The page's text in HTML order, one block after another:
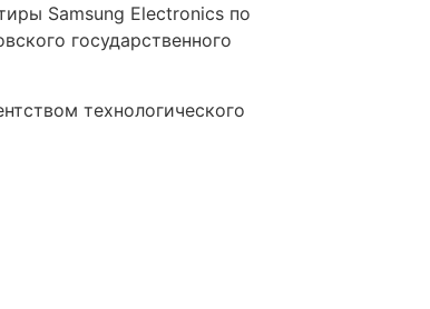
Samsung Electronics по
государственного
технологического